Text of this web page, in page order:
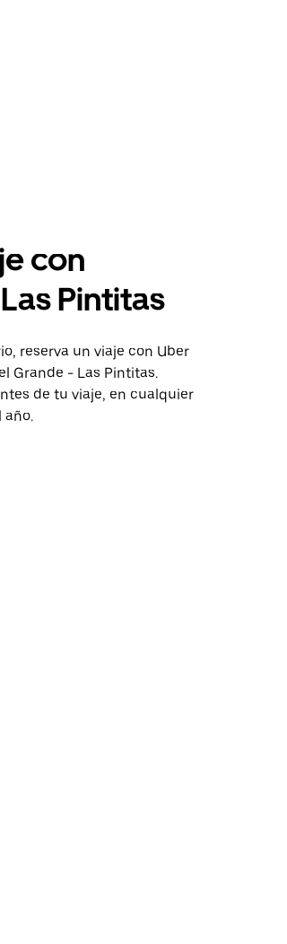
con
Pintitas
reserva un viaje con Uber
Grande - Las Pintitas.
de tu viaje, en cualquier
año.